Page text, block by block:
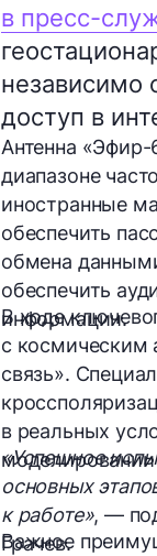
в пресс-
независимо
доступ в
Антенна
диапазоне
иностранные
обеспечить
обмена
обеспечить
информации.
В ходе
с космическим
связь».
в реальных
«Успешное
основных
к работе», —
Грачев.
Важное